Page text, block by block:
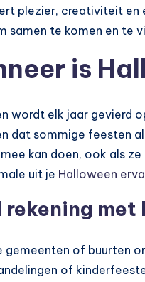
plezier, creativiteit en
samen te komen en te
is
wordt elk jaar gevierd
dat sommige feesten
kan doen, ook als
uit je Halloween
rekening
gemeenten of buurten
of